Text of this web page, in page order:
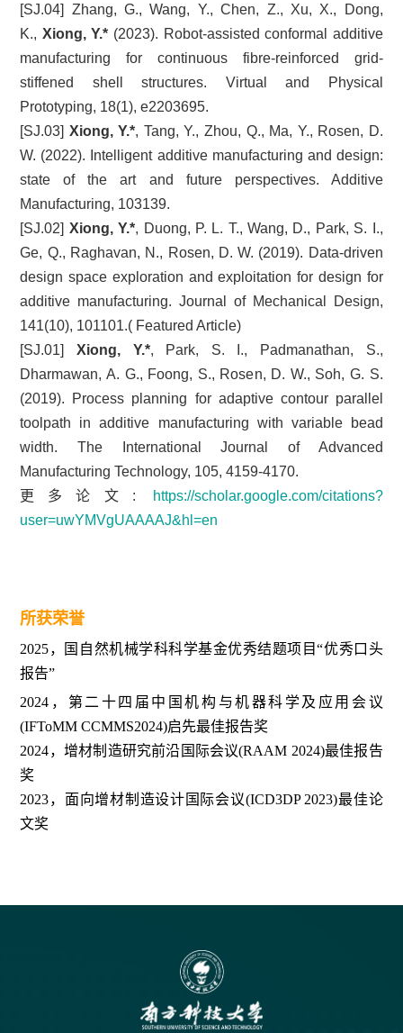
[SJ.04] Zhang, G., Wang, Y., Chen, Z., Xu, X., Dong,
K., Xiong, Y.* (2023). Robot-assisted conformal additive
manufacturing for continuous fibre-reinforced grid-
stiffened shell structures. Virtual and Physical
Prototyping, 18(1), e2203695.
[SJ.03] Xiong, Y.*, Tang, Y., Zhou, Q., Ma, Y., Rosen, D.
W. (2022). Intelligent additive manufacturing and design:
state of the art and future perspectives. Additive
Manufacturing, 103139.
[SJ.02] Xiong, Y.*, Duong, P. L. T., Wang, D., Park, S. I.,
Ge, Q., Raghavan, N., Rosen, D. W. (2019). Data-driven
design space exploration and exploitation for design for
additive manufacturing. Journal of Mechanical Design,
141(10), 101101.( Featured Article)
[SJ.01] Xiong, Y.*, Park, S. I., Padmanathan, S.,
Dharmawan, A. G., Foong, S., Rosen, D. W., Soh, G. S.
(2019). Process planning for adaptive contour parallel
toolpath in additive manufacturing with variable bead
width. The International Journal of Advanced
Manufacturing Technology, 105, 4159-4170.
更多论文:
https://scholar.google.com/citations?
user=uwYMVgUAAAAJ&hl=en
所获荣誉
2025，国自然机械学科科学基金优秀结题项目“优秀口头
报告”
2024，第二十四届中国机构与机器科学及应用会议
(IFToMM CCMMS2024)启先最佳报告奖
2024，增材制造研究前沿国际会议(RAAM 2024)最佳报告
奖
2023，面向增材制造设计国际会议(ICD3DP 2023)最佳论
文奖